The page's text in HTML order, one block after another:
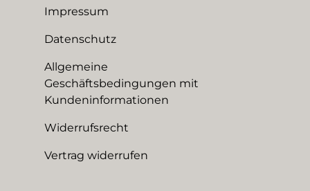
Impressum
Datenschutz
Allgemeine
Geschäftsbedingungen mit
Kundeninformationen
Widerrufsrecht
Vertrag widerrufen